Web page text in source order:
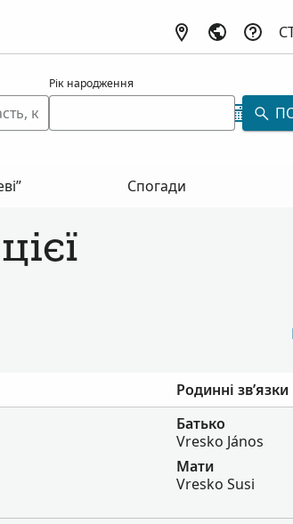
Рік народження
Спогади
Родинні зв’язки
Батько
Vresko János
Мати
Vresko Susi